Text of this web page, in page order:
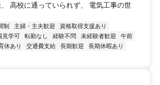
高校に通っていられず、 電気工事の世
制 主婦・主夫歓迎
資格取得支援あり
見学可 転勤なし 経験不問 未経験者歓迎
午前
休あり 交通費支給 長期歓迎
長期休暇あり